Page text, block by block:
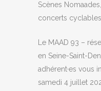
Scènes
concerts
Le MAAD 93 –
en Seine-Saint-
adhérent·es vous
samedi 4 juillet